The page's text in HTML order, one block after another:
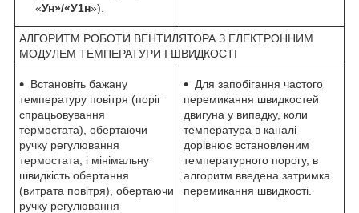
«Ун»/«У1н»).
АЛГОРИТМ РОБОТИ ВЕНТИЛЯТОРА З ЕЛЕКТРОННИМ
МОДУЛЕМ ТЕМПЕРАТУРИ І ШВИДКОСТІ
Встановіть бажану
температуру повітря (поріг
спрацьовування
термостата), обертаючи
ручку регулювання
термостата, і мінімальну
швидкість обертання
(витрата повітря), обертаючи
ручку регулювання
Для запобігання частого
перемикання швидкостей
двигуна у випадку, коли
температура в каналі
дорівнює встановленим
температурного порогу, в
алгоритм введена затримка
перемикання швидкості.